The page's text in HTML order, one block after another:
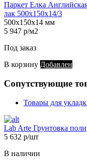
Паркет Елка
лак 500х150х14/3
500х150х14 мм
5 947 р/м2
Под заказ
В корзину Добавлен
Сопутствующие
Товары для
Lab Arte Грунтовка
5 632 р/шт
В наличии